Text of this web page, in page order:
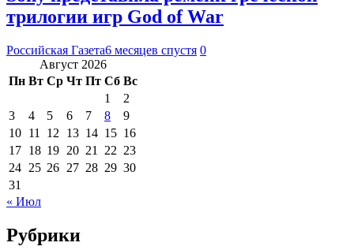
трилогии игр God of War
Российская Газета6 месяцев спустя 0
Август 2026
Пн Вт Ср Чт Пт Сб Вс
1
2
3
4 5 6 7 8
9
10 11 12 13 14 15 16
17 18 19 20 21 22 23
24 25 26 27 28 29 30
31
« Июл
Рубрики